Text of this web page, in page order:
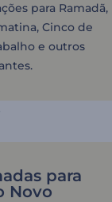
para Ramadã,
Cinco de
e outros
para
Novo